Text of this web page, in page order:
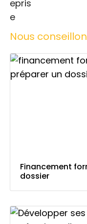
Nous
Financement
dossier